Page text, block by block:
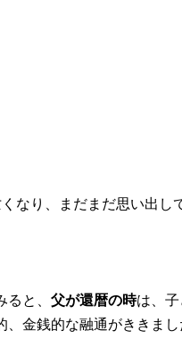
なり、まだまだ思い出し
と、 父が還暦の時は、
、金銭的な融通がききまし